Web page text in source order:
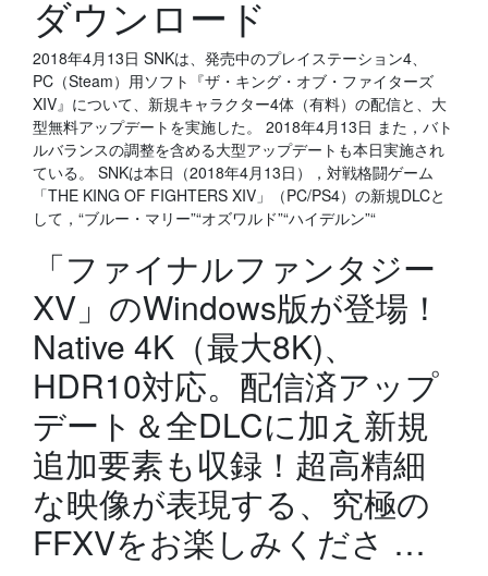
ダウンロード
2018年4月13日 SNKは、発売中のプレイステーション4、
PC（Steam）用ソフト『ザ・キング・オブ・ファイターズ
XIV』について、新規キャラクター4体（有料）の配信と、大
型無料アップデートを実施した。 2018年4月13日 また，バト
ルバランスの調整を含める大型アップデートも本日実施され
ている。 SNKは本日（2018年4月13日），対戦格闘ゲーム
「THE KING OF FIGHTERS XIV」（PC/PS4）の新規DLCと
して，“ブルー・マリー”“オズワルド”“ハイデルン”“
「ファイナルファンタジー
XV」のWindows版が登場！
Native 4K（最大8K)、
HDR10対応。配信済アップ
デート＆全DLCに加え新規
追加要素も収録！超高精細
な映像が表現する、究極の
FFXVをお楽しみくださ …